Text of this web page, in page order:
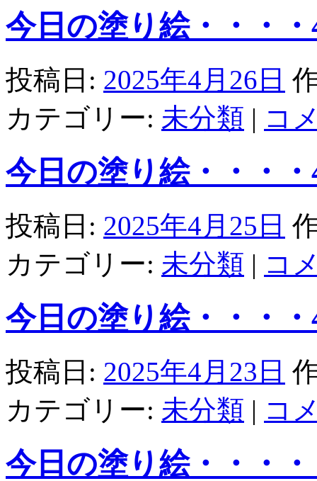
今日の塗り絵・・・・
投稿日: 2025年4月26日
カテゴリー: 未分類 | コ
今日の塗り絵・・・・
投稿日: 2025年4月25日
カテゴリー: 未分類 | コ
今日の塗り絵・・・・
投稿日: 2025年4月23日
カテゴリー: 未分類 | コ
今日の塗り絵・・・・